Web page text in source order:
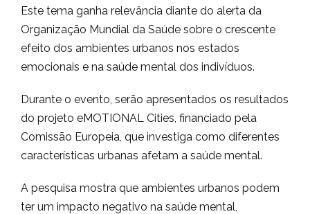
Este tema ganha relevância diante do alerta da
Organização Mundial da Saúde sobre o crescente
efeito dos ambientes urbanos nos estados
emocionais e na saúde mental dos indivíduos.
Durante o evento, serão apresentados os resultados
do projeto eMOTIONAL Cities, financiado pela
Comissão Europeia, que investiga como diferentes
características urbanas afetam a saúde mental.
A pesquisa mostra que ambientes urbanos podem
ter um impacto negativo na saúde mental,